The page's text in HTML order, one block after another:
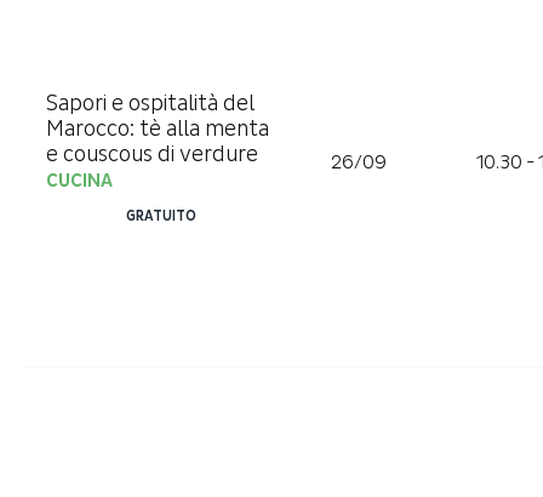
Sapori e ospitalità del
Marocco: tè alla menta
e couscous di verdure
CUCINA
GRATUITO
26/09 10.30 -